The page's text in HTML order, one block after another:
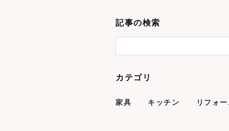
記事の検索
カテゴリ
家具 キッチン リフォ